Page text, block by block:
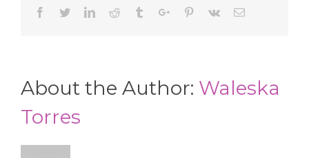
Facebook
TwitterLinkedinReddit TumblrGoogle+Pinterest
Vk Email
About the Author: Waleska
Torres